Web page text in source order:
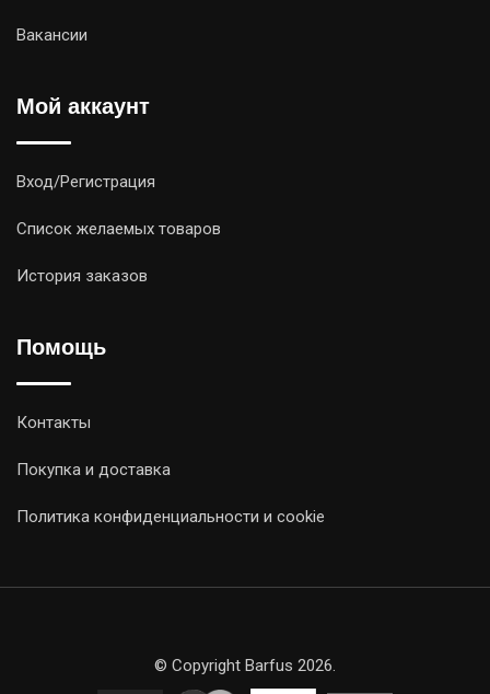
Вакансии
Мой аккаунт
Вход/Регистрация
Список желаемых товаров
История заказов
Помощь
Контакты
Покупка и доставка
Политика конфиденциальности и cookie
© Copyright Barfus 2026.